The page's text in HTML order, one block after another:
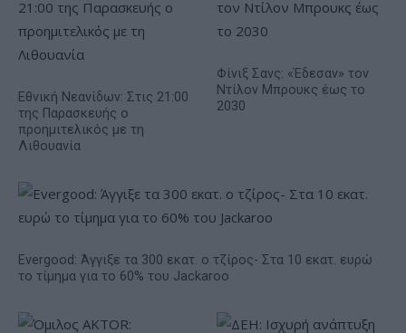
Εθνική Νεανίδων: Στις 21:00
της Παρασκευής ο
προημιτελικός με τη
Λιθουανία
Φίνιξ Σανς: «Έδεσαν» τον
Ντίλον Μπρουκς έως το
2030
Evergood: Άγγιξε τα 300 εκατ. ο τζίρος- Στα 10 εκατ. ευρώ
το τίμημα για το 60% του Jackaroo